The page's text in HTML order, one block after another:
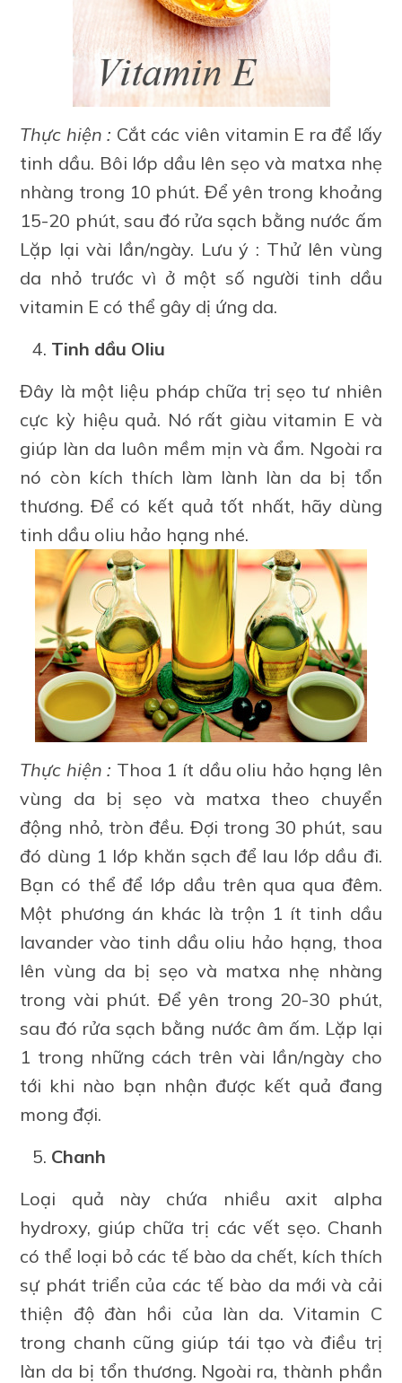
Thực hiện : Cắt các viên vitamin E ra để lấy
tinh dầu. Bôi lớp dầu lên sẹo và matxa nhẹ
nhàng trong 10 phút. Để yên trong khoảng
15-20 phút, sau đó rửa sạch bằng nước ấm
Lặp lại vài lần/ngày. Lưu ý : Thử lên vùng
da nhỏ trước vì ở một số người tinh dầu
vitamin E có thể gây dị ứng da.
Tinh dầu Oliu
Đây là một liệu pháp chữa trị sẹo tư nhiên
cực kỳ hiệu quả. Nó rất giàu vitamin E và
giúp làn da luôn mềm mịn và ẩm. Ngoài ra
nó còn kích thích làm lành làn da bị tổn
thương. Để có kết quả tốt nhất, hãy dùng
tinh dầu oliu hảo hạng nhé.
Thực hiện : Thoa 1 ít dầu oliu hảo hạng lên
vùng da bị sẹo và matxa theo chuyển
động nhỏ, tròn đều. Đợi trong 30 phút, sau
đó dùng 1 lớp khăn sạch để lau lớp dầu đi.
Bạn có thể để lớp dầu trên qua qua đêm.
Một phương án khác là trộn 1 ít tinh dầu
lavander vào tinh dầu oliu hảo hạng, thoa
lên vùng da bị sẹo và matxa nhẹ nhàng
trong vài phút. Để yên trong 20-30 phút,
sau đó rửa sạch bằng nước âm ấm. Lặp lại
1 trong những cách trên vài lần/ngày cho
tới khi nào bạn nhận được kết quả đang
mong đợi.
Chanh
Loại quả này chứa nhiều axit alpha
hydroxy, giúp chữa trị các vết sẹo. Chanh
có thể loại bỏ các tế bào da chết, kích thích
sự phát triển của các tế bào da mới và cải
thiện độ đàn hồi của làn da. Vitamin C
trong chanh cũng giúp tái tạo và điều trị
làn da bị tổn thương. Ngoài ra, thành phần